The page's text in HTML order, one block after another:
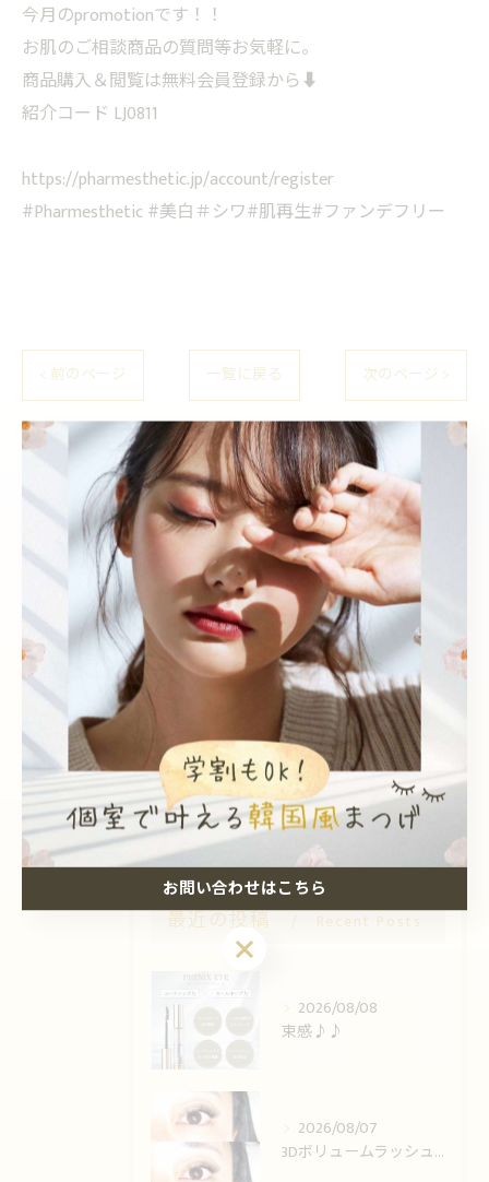
今月のpromotionです！！
お肌のご相談商品の質問等お気軽に。
商品購入＆閲覧は無料会員登録から⬇️
紹介コード LJ0811
https://pharmesthetic.jp/account/register
#Pharmesthetic #美白＃シワ#肌再生#ファンデフリー
< 前のページ 一覧に戻る 次のページ >
カテゴリー Categories
全てのカテゴリー
Sea pear 鳳店
Sea pear 深井店
韓国風
エクステ
眉毛ワックス
学割
最近の投稿 Recent Posts
2026/08/08
束感♪♪
2026/08/07
3Dボリュームラッシュ🌟
お問い合わせはこちら
お問い合わせはこちら